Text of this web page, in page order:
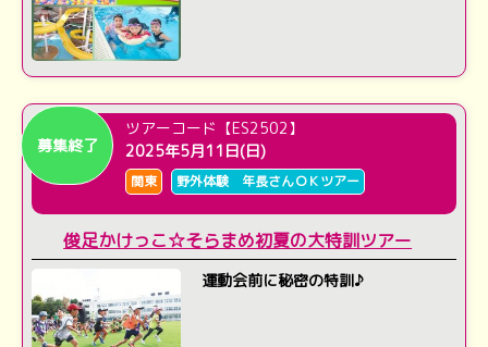
募集終了
ツアーコード【ES2502】
2025年5月11日(日)
関東 野外体験 年長さんＯＫツアー
俊足かけっこ☆そらまめ初夏の大特訓ツアー
運動会前に秘密の特訓♪